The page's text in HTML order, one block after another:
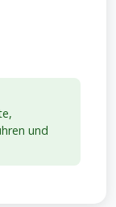
und